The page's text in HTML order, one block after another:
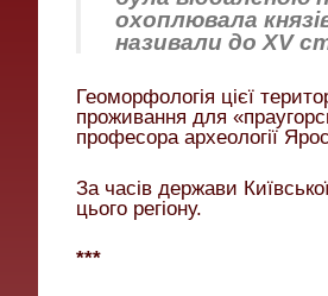
охоплювала
називали до XV
Геоморфологія цієї
проживання для
професора археології
За часів держави
цього регіону.
***